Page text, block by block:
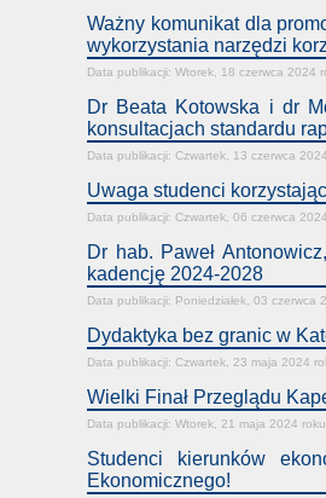
Ważny komunikat dla
wykorzystania narzędzi
Data publikacji: Wtorek, 18 czerwca 2024
Dr Beata Kotowska i dr
konsultacjach standardu
Data publikacji: Czwartek, 13 czerwca
Uwaga studenci
Data publikacji: Czwartek, 06 czerwca
Dr hab. Paweł
kadencję 2024-2028
Data publikacji: Poniedziałek, 03 czerwca
Dydaktyka bez granic w
Data publikacji: Czwartek, 23 maja 2024
Wielki Finał Przeglądu
Data publikacji: Wtorek, 21 maja 2024 roku
Studenci kierunków
Ekonomicznego!